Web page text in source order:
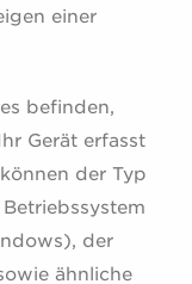
einer
befinden,
Gerät erfasst
der Typ
der
ähnliche